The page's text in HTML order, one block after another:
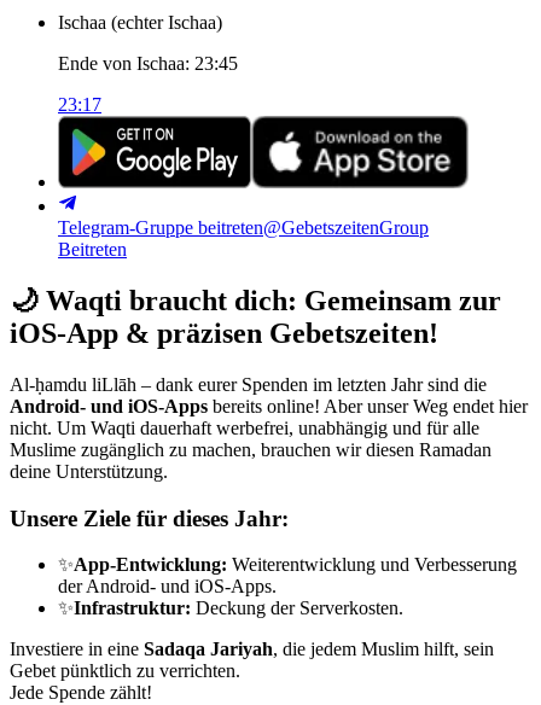
Ischaa (echter Ischaa)
Ende von Ischaa: 23:45
23:17
Telegram-Gruppe beitreten@GebetszeitenGroup
Beitreten
🌙 Waqti braucht dich: Gemeinsam zur
iOS-App & präzisen Gebetszeiten!
Al-ḥamdu liLlāh – dank eurer Spenden im letzten Jahr sind die
Android- und iOS-Apps bereits online! Aber unser Weg endet hier
nicht. Um Waqti dauerhaft werbefrei, unabhängig und für alle
Muslime zugänglich zu machen, brauchen wir diesen Ramadan
deine Unterstützung.
Unsere Ziele für dieses Jahr:
✨App-Entwicklung: Weiterentwicklung und Verbesserung
der Android- und iOS-Apps.
✨Infrastruktur: Deckung der Serverkosten.
Investiere in eine Sadaqa Jariyah, die jedem Muslim hilft, sein
Gebet pünktlich zu verrichten.
Jede Spende zählt!